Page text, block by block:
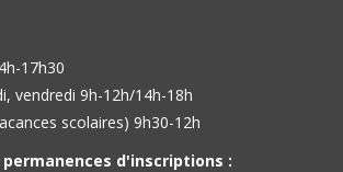
17h30
vendredi 9h-12h/14h-18h
scolaires) 9h30-12h
permanences d'inscriptions :